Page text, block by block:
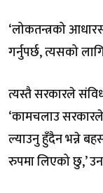
‘लोकतन्त्रको
गर्नुपर्छ, त्यसको
त्यस्तै सरकारले
‘कामचलाउ
ल्याउनु हुँदैन भन्ने
रुपमा लिएको छु,’